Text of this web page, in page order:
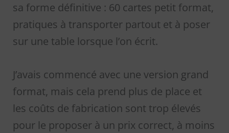
sa forme définitive : 60 cartes petit format,
pratiques à transporter partout et à poser
sur une table lorsque l’on écrit.
J’avais commencé avec une version grand
format, mais cela prend plus de place et
les coûts de fabrication sont trop élevés
pour le proposer à un prix correct, à moins